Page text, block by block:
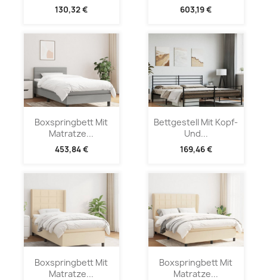
130,32 € 603,19 €
Boxspringbett Mit
Matratze...
453,84 €
Bettgestell Mit Kopf-
Und...
169,46 €
Boxspringbett Mit
Matratze...
Boxspringbett Mit
Matratze...